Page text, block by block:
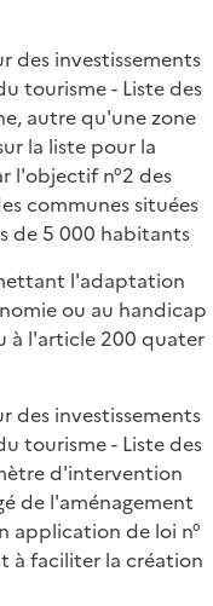
des investissements
tourisme - Liste des
autre qu'une zone
la liste pour la
l'objectif n°2 des
communes situées
de 5 000 habitants
l'adaptation
ou au handicap
à l'article 200 quater
des investissements
tourisme - Liste des
d'intervention
de l'aménagement
application de loi n°
à faciliter la création